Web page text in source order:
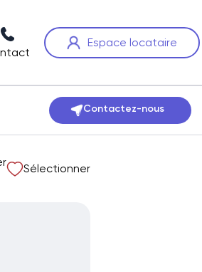
Espace locataire
Contactez-nous
Sélectionner